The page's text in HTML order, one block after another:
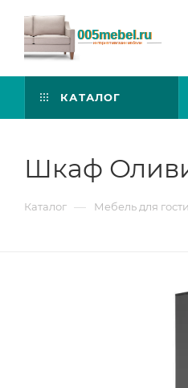
КАТАЛОГ
Шкаф
Каталог — Мебель для